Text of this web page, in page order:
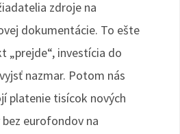
zdroje na
dokumentácie. To ešte
„prejde“, investícia do
nazmar. Potom nás
platenie tisícok nových
eurofondov na